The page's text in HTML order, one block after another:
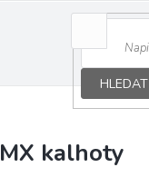
HLEDAT
MX kalhoty